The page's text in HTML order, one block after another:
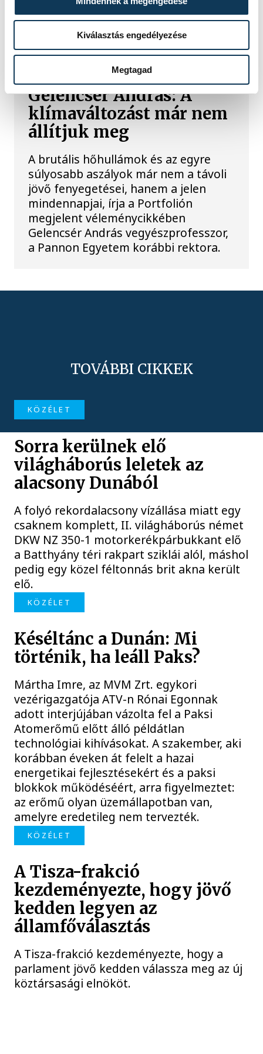
Kiválasztás engedélyezése
Megtagad
fürdeni.
KÖZÉRDEKŰ
Gelencsér András: A
klímaváltozást már nem
állítjuk meg
A brutális hőhullámok és az egyre
súlyosabb aszályok már nem a távoli
jövő fenyegetései, hanem a jelen
mindennapjai, írja a Portfolión
megjelent véleménycikkében
Gelencsér András vegyészprofesszor,
a Pannon Egyetem korábbi rektora.
TOVÁBBI CIKKEK
KÖZÉLET
Sorra kerülnek elő
világháborús leletek az
alacsony Dunából
A folyó rekordalacsony vízállása miatt egy
csaknem komplett, II. világháborús német
DKW NZ 350-1 motorkerékpárbukkant elő
a Batthyány téri rakpart sziklái alól, máshol
pedig egy közel féltonnás brit akna került
elő.
KÖZÉLET
Késéltánc a Dunán: Mi
történik, ha leáll Paks?
Mártha Imre, az MVM Zrt. egykori
vezérigazgatója ATV-n Rónai Egonnak
adott interjújában vázolta fel a Paksi
Atomerőmű előtt álló példátlan
technológiai kihívásokat. A szakember, aki
korábban éveken át felelt a hazai
energetikai fejlesztésekért és a paksi
blokkok működéséért, arra figyelmeztet:
az erőmű olyan üzemállapotban van,
amelyre eredetileg nem tervezték.
KÖZÉLET
A Tisza-frakció
kezdeményezte, hogy jövő
kedden legyen az
államfőválasztás
A Tisza-frakció kezdeményezte, hogy a
parlament jövő kedden válassza meg az új
köztársasági elnököt.